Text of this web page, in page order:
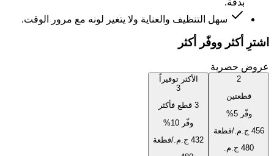
سهل التنظيف والعناية ولا يتغير لونه مع مرور الوقت.
اشترِ أكثر ووفّر أكثر
عروض حصرية
2
قطعتين
وفّر5
%
/قطعة
الأكثر توفيراً
3
3 قطع فأكثر
وفّر 10
%
/قطعة